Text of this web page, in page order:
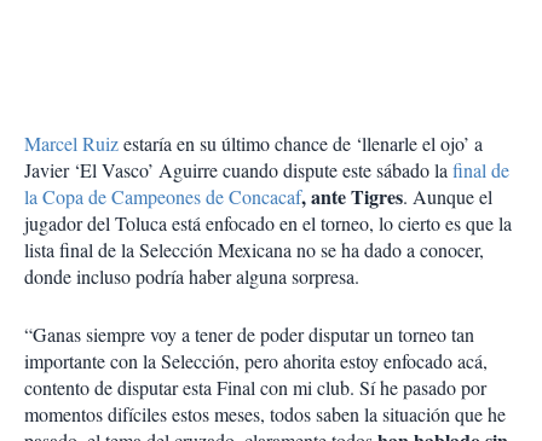
Marcel Ruizestaría en su último chance de ‘llenarle el ojo’ a
Javier ‘El Vasco’ Aguirre cuando dispute este sábado lafinal de
la Copa de Campeones de Concacaf, ante Tigres. Aunque el
jugador del Toluca está enfocado en el torneo, lo cierto es que la
lista final de la Selección Mexicana no se ha dado a conocer,
donde incluso podría haber alguna sorpresa.
“Ganas siempre voy a tener de poder disputar un torneo tan
importante con la Selección, pero ahorita estoy enfocado acá,
contento de disputar esta Final con mi club. Sí he pasado por
momentos difíciles estos meses, todos saben la situación que he